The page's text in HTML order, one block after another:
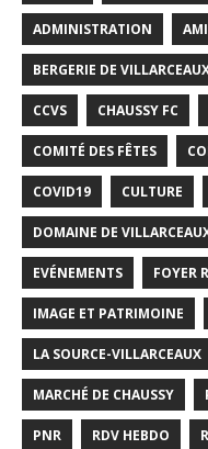
ADMINISTRATION
BERGERIE DE
CCVS CHAUSSY FC
COMITÉ DES FÊTES
COVID19 CULTURE
DOMAINE DE
EVÉNEMENTS FOYER
IMAGE ET PATRIMOINE
LA SOURCE-VILLARCEAUX
MARCHÉ DE CHAUSSY
PNR RDV HEBDO